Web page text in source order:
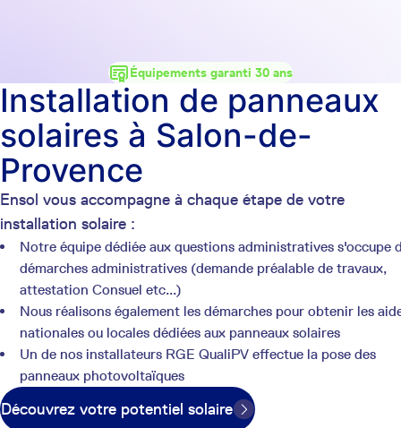
Équipements garanti 30 ans
Ensol vous accompagne à chaque étape de votre
installation solaire :
Notre équipe dédiée aux questions administratives s'occupe
démarches administratives (demande préalable de travaux,
attestation Consuel etc...)
Nous réalisons également les démarches pour obtenir les
nationales ou locales dédiées aux panneaux solaires
Un de nos installateurs RGE QualiPV effectue la pose des
panneaux photovoltaïques
Découvrez votre potentiel solaire
Installation de panneaux
solaires à Salon-de-
Provence